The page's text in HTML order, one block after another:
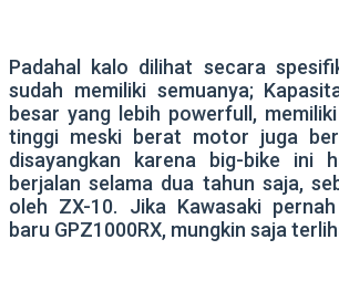
Padahal kalo dilihat secara
sudah memiliki semuanya;
besar yang lebih powerfull,
tinggi meski berat motor juga
disayangkan karena big-bike ini
berjalan selama dua tahun saja,
oleh ZX-10. Jika Kawasaki
baru GPZ1000RX, mungkin saja